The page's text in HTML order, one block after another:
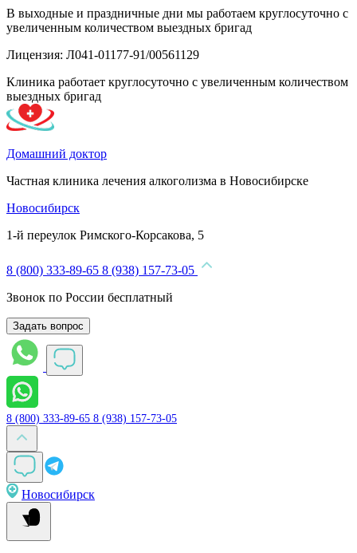
В выходные и праздничные дни мы работаем круглосуточно с
увеличенным количеством выездных бригад
Лицензия: Л041-01177-91/00561129
Клиника работает круглосуточно с увеличенным количеством
выездных бригад
Домашний доктор
Частная клиника лечения алкоголизма в Новосибирске
Новосибирск
1-й переулок Римского-Корсакова, 5
8 (800) 333-89-65 8 (938) 157-73-05
Звонок по России бесплатный
Задать вопрос
8 (800) 333-89-65 8 (938) 157-73-05
Новосибирск